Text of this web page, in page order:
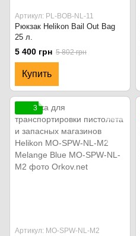
Артикул: PL-BOB-NL-11
Рюкзак Helikon Bail Out Bag
25 л.
5 400 грн 5 802 грн
Купить
3
Артикул: MO-SPW-NL-M2